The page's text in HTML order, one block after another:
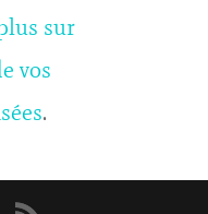
sur
vos
.